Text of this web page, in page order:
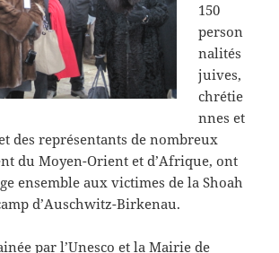
150
person
nalités
juives,
chrétie
nnes et
des représentants de nombreux
du Moyen-Orient et d’Afrique, ont
ensemble aux victimes de la Shoah
d’Auschwitz-Birkenau.
par l’Unesco et laMairie de